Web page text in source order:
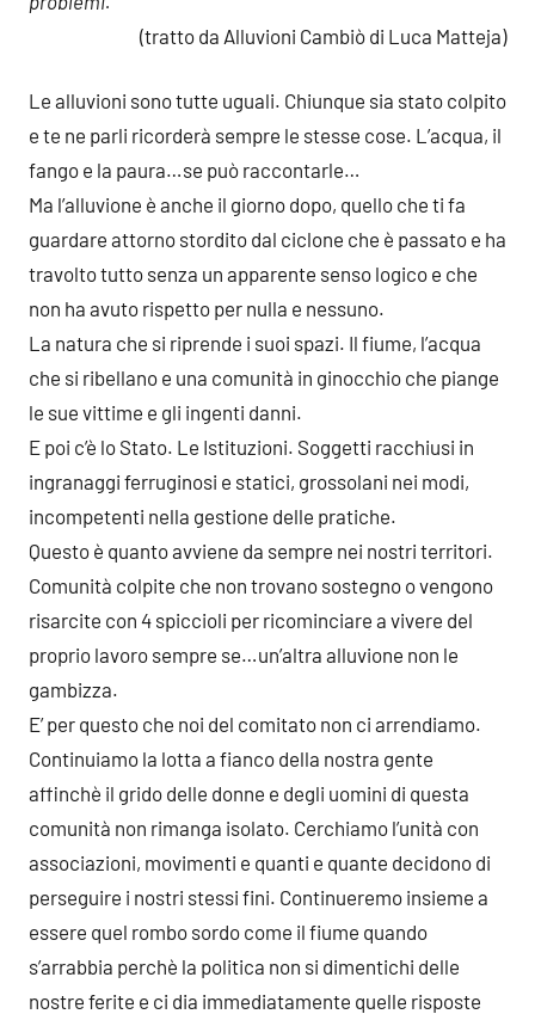
(tratto da Alluvioni Cambiò di Luca Matteja)
Le alluvioni sono tutte uguali. Chiunque sia stato colpito
e te ne parli ricorderà sempre le stesse cose. L’acqua, il
fango e la paura…se può raccontarle…
Ma l’alluvione è anche il giorno dopo, quello che ti fa
guardare attorno stordito dal ciclone che è passato e ha
travolto tutto senza un apparente senso logico e che
non ha avuto rispetto per nulla e nessuno.
La natura che si riprende i suoi spazi. Il fiume, l’acqua
che si ribellano e una comunità in ginocchio che piange
le sue vittime e gli ingenti danni.
E poi c’è lo Stato. Le Istituzioni. Soggetti racchiusi in
ingranaggi ferruginosi e statici, grossolani nei modi,
incompetenti nella gestione delle pratiche.
Questo è quanto avviene da sempre nei nostri territori.
Comunità colpite che non trovano sostegno o vengono
risarcite con 4 spiccioli per ricominciare a vivere del
proprio lavoro sempre se…un’altra alluvione non le
gambizza.
E’ per questo che noi del comitato non ci arrendiamo.
Continuiamo la lotta a fianco della nostra gente
affinchè il grido delle donne e degli uomini di questa
comunità non rimanga isolato. Cerchiamo l’unità con
associazioni, movimenti e quanti e quante decidono di
perseguire i nostri stessi fini. Continueremo insieme a
essere quel rombo sordo come il fiume quando
s’arrabbia perchè la politica non si dimentichi delle
nostre ferite e ci dia immediatamente quelle risposte